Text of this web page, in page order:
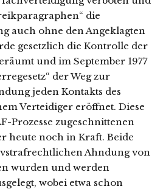
die
auch ohne den Angeklagten
gesetzlich die Kontrolle der
und im September 1977
der Weg zur
jeden Kontakts des
Verteidiger eröffnet. Diese
Prozesse zugeschnittenen
heute noch in Kraft. Beide
Ahndung von
wurden und werden
wobei etwa schon